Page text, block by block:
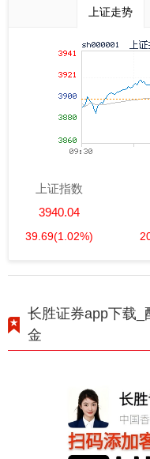
上证走势
上证指数
3940.04
39.69(1.02%)
长胜证券app下载_
金